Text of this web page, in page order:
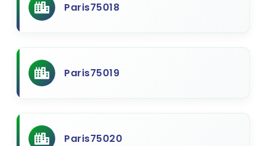
Paris75018
Paris75019
Paris75020